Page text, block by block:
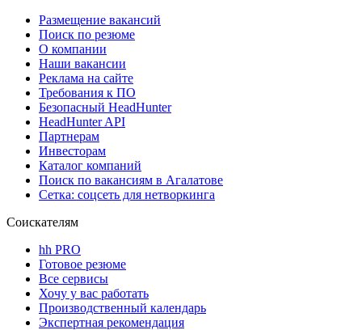
Размещение вакансий
Поиск по резюме
О компании
Наши вакансии
Реклама на сайте
Требования к ПО
Безопасный HeadHunter
HeadHunter API
Партнерам
Инвесторам
Каталог компаний
Поиск по вакансиям в Агалатове
Сетка: соцсеть для нетворкинга
Соискателям
hh PRO
Готовое резюме
Все сервисы
Хочу у вас работать
Производственный календарь
Экспертная рекомендация